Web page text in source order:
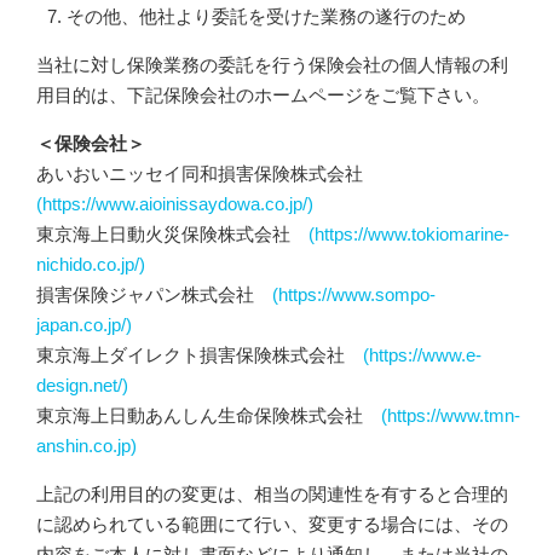
その他、他社より委託を受けた業務の遂行のため
当社に対し保険業務の委託を行う保険会社の個人情報の利
用目的は、下記保険会社のホームページをご覧下さい。
＜保険会社＞
あいおいニッセイ同和損害保険株式会社
(https://www.aioinissaydowa.co.jp/)
東京海上日動火災保険株式会社 (https://www.tokiomarine-
nichido.co.jp/)
損害保険ジャパン株式会社 (https://www.sompo-
japan.co.jp/)
東京海上ダイレクト損害保険株式会社 (https://www.e-
design.net/)
東京海上日動あんしん生命保険株式会社 (https://www.tmn-
anshin.co.jp)
上記の利用目的の変更は、相当の関連性を有すると合理的
に認められている範囲にて行い、変更する場合には、 その